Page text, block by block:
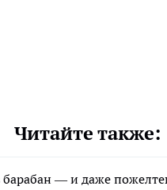
Читайте также:
барабан — и даже